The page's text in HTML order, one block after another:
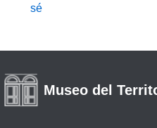
sé
Museo del